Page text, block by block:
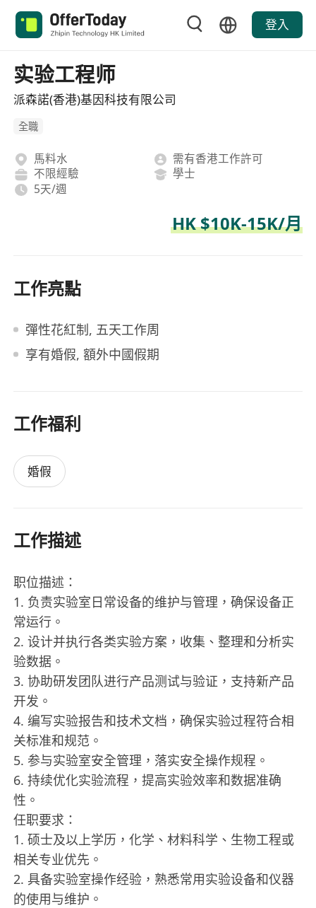
登入
实验工程师
派森諾(香港)基因科技有限公司
全職
馬料水
需有香港工作許可
不限經驗
學士
5天/週
HK $10K-15K/月
工作亮點
彈性花紅制, 五天工作周
享有婚假, 額外中國假期
工作福利
婚假
工作描述
职位描述：
1. 负责实验室日常设备的维护与管理，确保设备正
常运行。
2. 设计并执行各类实验方案，收集、整理和分析实
验数据。
3. 协助研发团队进行产品测试与验证，支持新产品
开发。
4. 编写实验报告和技术文档，确保实验过程符合相
关标准和规范。
5. 参与实验室安全管理，落实安全操作规程。
6. 持续优化实验流程，提高实验效率和数据准确
性。
任职要求：
1. 硕士及以上学历，化学、材料科学、生物工程或
相关专业优先。
2. 具备实验室操作经验，熟悉常用实验设备和仪器
的使用与维护。